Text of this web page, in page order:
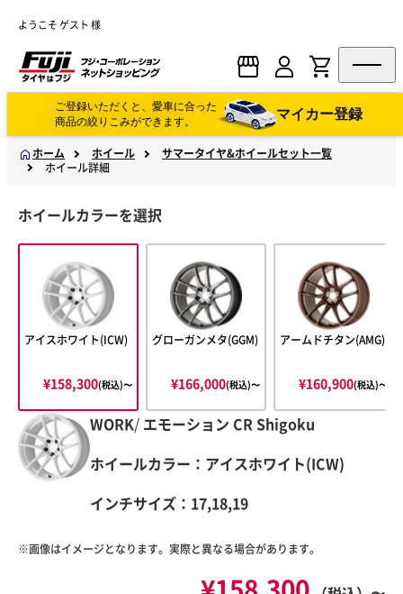
ようこそ ゲスト 様
ご登録いただくと、愛車に合った
商品の絞りこみができます。
マイカー登録
ホーム ホイール
サマータイヤ&ホイールセット一覧
ホイール詳細
ホイールカラーを選択
アイスホワイト(ICW)
¥158,300(税込)〜
グローガンメタ(GGM)
¥166,000(税込)〜
アームドチタン(AMG)
¥160,900(税込)〜
WORK/ エモーション CR Shigoku
ホイールカラー：アイスホワイト(ICW)
インチサイズ：17,18,19
※画像はイメージとなります。実際と異なる場合があります。